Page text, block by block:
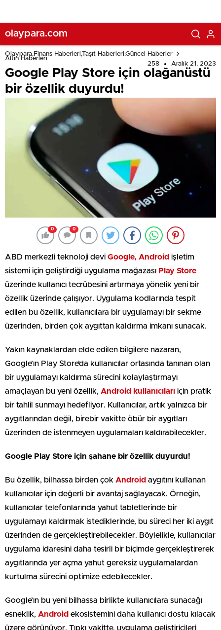
olaypara.com
Olaypara,Finans Haberleri,Taşıt Haberleri,Güncel Haberler
Altın Haberleri
258
Aralık 21, 2023
Google Play Store için olağanüstü
bir özellik duyurdu!
0 0
ABD merkezli teknoloji devi Google, Android işletim
sistemi için geliştirdiği uygulama mağazası Play Store
üzerinde kullanıcı tecrübesini artırmaya yönelik yeni bir
özellik üzerinde çalışıyor. Uygulama kodlarında tespit
edilen bu özellik, kullanıcılara bir uygulamayı bir sekme
üzerinden, birden çok aygıttan kaldırma imkanı sunacak.
Yakın kaynaklardan elde edilen bilgilere nazaran,
Google’ın Play Store’da kullanıcılar ortasında tanınan olan
bir uygulamayı kaldırma sürecini kolaylaştırmayı
amaçlayan bu yeni özellik, Android kullanıcıları için pratik
bir tahlil sunmayı hedefliyor. Kullanıcılar, artık yalnızca bir
aygıtlarından değil, birebir vakitte öbür bir aygıtları
üzerinden de istenmeyen uygulamaları kaldırabilecekler.
Google Play Store için şahane bir özellik duyurdu!
Bu özellik, bilhassa birden çok Android aygıtını kullanan
kullanıcılar için değerli bir avantaj sağlayacak. Örneğin,
kullanıcılar telefonlarında yahut tabletlerinde bir
uygulamayı kaldırmak istediklerinde, bu süreci her iki aygıt
üzerinden de gerçekleştirebilecekler. Böylelikle, kullanıcılar
uygulama idaresini daha tesirli bir biçimde gerçekleştirerek
aygıtlarında yer açma yahut gereksiz uygulamalardan
kurtulma sürecini optimize edebilecekler.
Google’ın bu yeni bilhassa birlikte kullanıcılara sunacağı
esneklik, Android ekosistemini daha kullanıcı dostu kılacak
üzere görünüyor. Tıpkı vakitte, uygulama geliştiricileri